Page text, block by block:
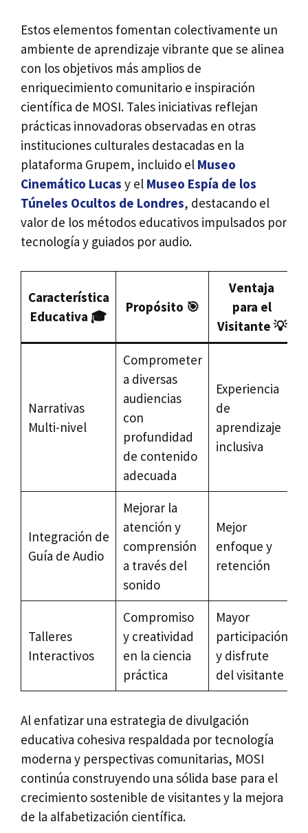
Estos elementos fomentan colectivamente un
ambiente de aprendizaje vibrante que se alinea
con los objetivos más amplios de
enriquecimiento comunitario e inspiración
científica de MOSI. Tales iniciativas reflejan
prácticas innovadoras observadas en otras
instituciones culturales destacadas en la
plataforma Grupem, incluido el Museo
Cinemático Lucas y el Museo Espía de los
Túneles Ocultos de Londres, destacando el
valor de los métodos educativos impulsados por
tecnología y guiados por audio.
Característica
Educativa 🎓
Propósito 🎯
Ventaja
para el
Visitante 💡
Narrativas
Multi-nivel
Comprometer
a diversas
audiencias
con
profundidad
de contenido
adecuada
Experiencia
de
aprendizaje
inclusiva
Integración de
Guía de Audio
Mejorar la
atención y
comprensión
a través del
sonido
Mejor
enfoque y
retención
Talleres
Interactivos
Compromiso
y creatividad
en la ciencia
práctica
Mayor
participación
y disfrute
del visitante
Al enfatizar una estrategia de divulgación
educativa cohesiva respaldada por tecnología
moderna y perspectivas comunitarias, MOSI
continúa construyendo una sólida base para el
crecimiento sostenible de visitantes y la mejora
de la alfabetización científica.